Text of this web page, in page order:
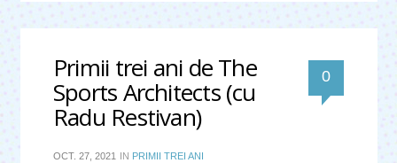
Primii trei ani de The
Sports Architects (cu
Radu Restivan)
0
OCT. 27, 2021 IN PRIMII TREI ANI